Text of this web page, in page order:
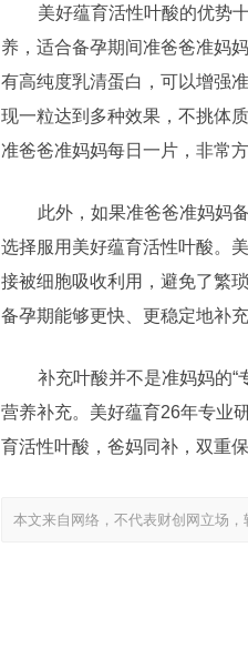
美好蕴育活性叶酸的优势
养，适合备孕期间准爸爸准妈
有高纯度乳清蛋白，可以增强
现一粒达到多种效果，不挑体
准爸爸准妈妈每日一片，非常方
此外，如果准爸爸准妈妈
选择服用美好蕴育活性叶酸。
接被细胞吸收利用，避免了繁
备孕期能够更快、更稳定地补
补充叶酸并不是准妈妈的“
营养补充。美好蕴育26年专业
育活性叶酸，爸妈同补，双重
本文来自网络，不代表财创网立场，